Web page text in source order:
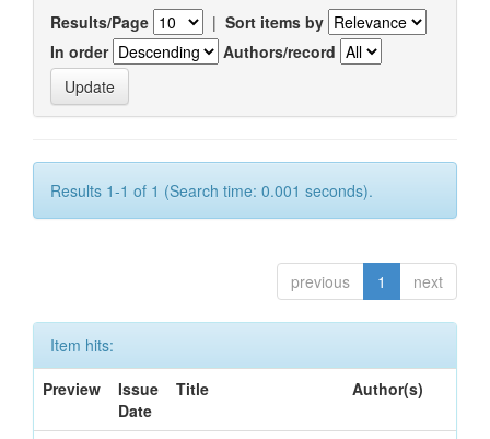
Results/Page | Sort items by
In order
Authors/record
Results 1-1 of 1 (Search time: 0.001 seconds).
previous 1 next
Item hits:
Preview
Issue
Date
Title Author(s)